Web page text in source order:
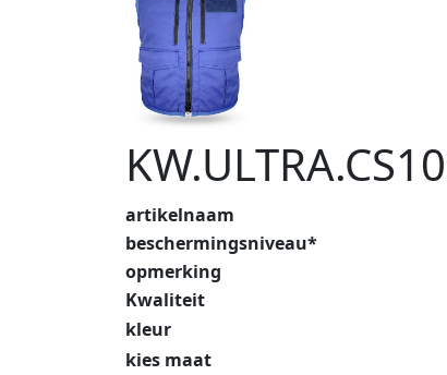
artikelnaam
beschermingsniveau*
opmerking
Kwaliteit
kleur
kies maat